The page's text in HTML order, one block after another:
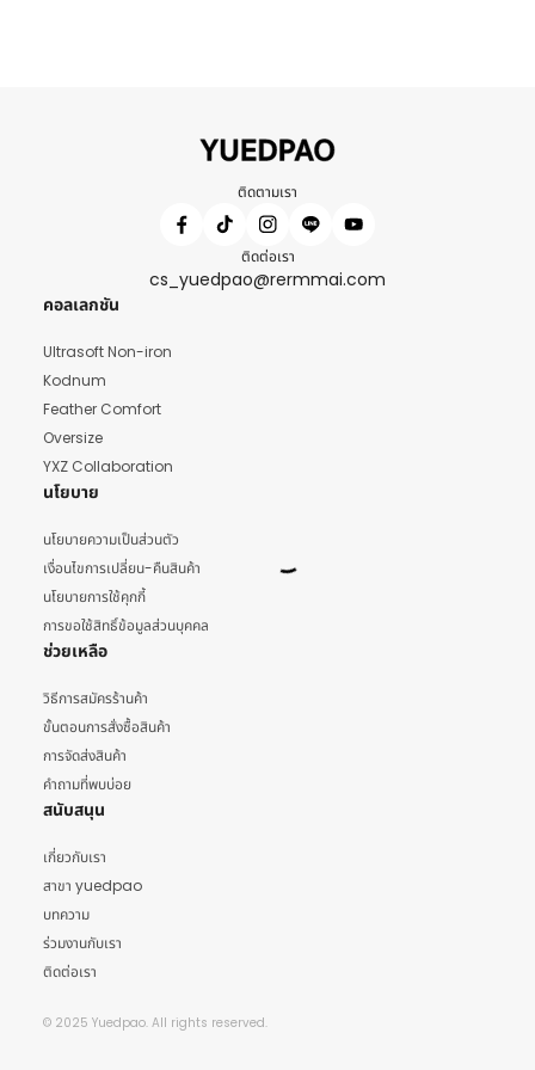
ติดตามเรา
ติดต่อเรา
cs_yuedpao@rermmai.com
คอลเลกชัน
Ultrasoft Non-iron
Kodnum
Feather Comfort
Oversize
YXZ Collaboration
นโยบาย
นโยบายความเป็นส่วนตัว
เงื่อนไขการเปลี่ยน-คืนสินค้า
นโยบายการใช้คุกกี้
การขอใช้สิทธิ์ข้อมูลส่วนบุคคล
ช่วยเหลือ
วิธีการสมัครร้านค้า
ขั้นตอนการสั่งซื้อสินค้า
การจัดส่งสินค้า
คำถามที่พบบ่อย
สนับสนุน
เกี่ยวกับเรา
สาขา yuedpao
บทความ
ร่วมงานกับเรา
ติดต่อเรา
© 2025 Yuedpao. All rights reserved.